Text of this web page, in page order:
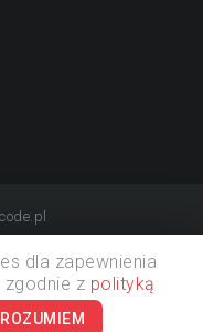
Kontakt
dla zapewnienia
z polityką
ROZUMIEM